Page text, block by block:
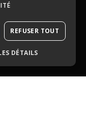
et
de la simple
REFUSER TOUT
DÉTAILS